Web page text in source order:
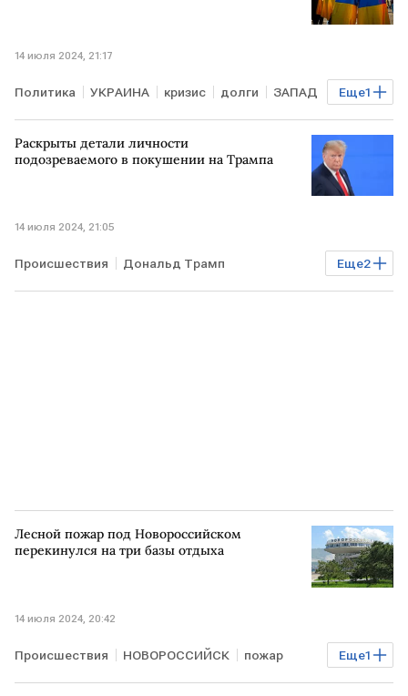
14 июля 2024, 21:17
Еще1
Политика УКРАИНА кризис долги ЗАПАД
поражение
Раскрыты детали личности
подозреваемого в покушении на Трампа
14 июля 2024, 21:05
Еще2
Происшествия Дональд Трамп
выборы в США подозреваемый
Лесной пожар под Новороссийском
перекинулся на три базы отдыха
14 июля 2024, 20:42
Еще1
Происшествия НОВОРОССИЙСК пожар
МЧС России